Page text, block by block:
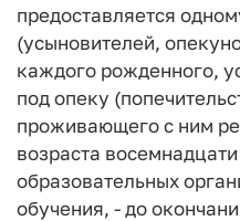
предоставляется
(усыновителей,
каждого рожденного,
под опеку
проживающего с ним
возраста
образовательных
обучения, - до